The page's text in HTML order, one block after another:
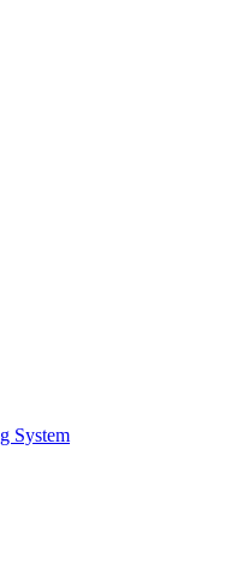
System